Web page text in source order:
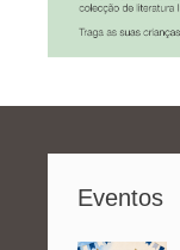
Eventos